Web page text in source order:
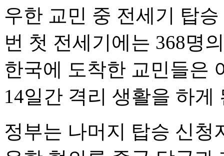
우한 교민 중 전세기 탑
번 첫 전세기에는 368명
한국에 도착한 교민들은
14일간 격리 생활을 하게
정부는 나머지 탑승 신청